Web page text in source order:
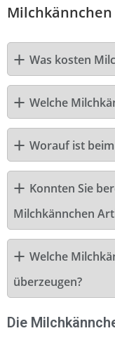
Was kosten
Welche
Worauf ist
Konnten Sie
Milchkännchen
Welche
überzeugen?
Die